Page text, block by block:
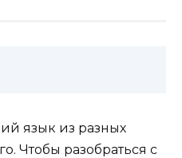
язык из разных
Чтобы разобраться с